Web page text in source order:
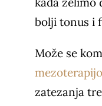
bolji tonus i
Može se
zatezanja